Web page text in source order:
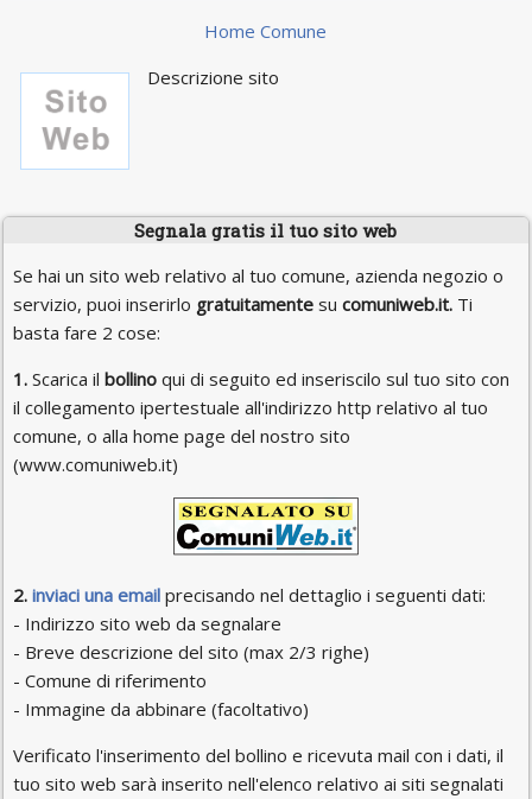
Home Comune
Descrizione sito
Segnala gratis il tuo sito web
Se hai un sito web relativo al tuo comune, azienda negozio o
servizio, puoi inserirlo gratuitamentesu comuniweb.it.Ti
basta fare 2 cose:
1.Scarica il bollinoqui di seguito ed inseriscilo sul tuo sito con
il collegamento ipertestuale all'indirizzo http relativo al tuo
comune, o alla home page del nostro sito
(www.comuniweb.it)
2. inviaci una emailprecisando nel dettaglio i seguenti dati:
- Indirizzo sito web da segnalare
- Breve descrizione del sito (max 2/3 righe)
- Comune di riferimento
- Immagine da abbinare (facoltativo)
Verificato l'inserimento del bollino e ricevuta mail con i dati, il
tuo sito web sarà inserito nell'elenco relativo ai siti segnalati